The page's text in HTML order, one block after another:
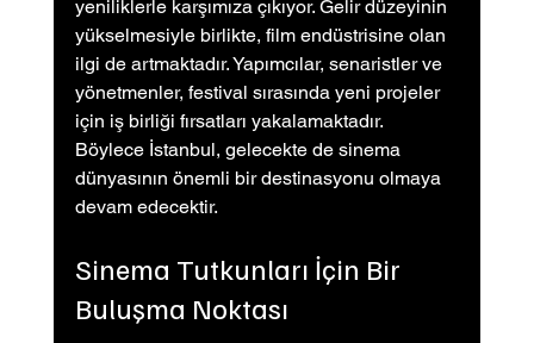
yeniliklerle karşımıza çıkıyor. Gelir düzeyinin
yükselmesiyle birlikte, film endüstrisine olan
ilgi de artmaktadır. Yapımcılar, senaristler ve
yönetmenler, festival sırasında yeni projeler
için iş birliği fırsatları yakalamaktadır.
Böylece İstanbul, gelecekte de sinema
dünyasının önemli bir destinasyonu olmaya
devam edecektir.
Sinema Tutkunları İçin Bir
Buluşma Noktası